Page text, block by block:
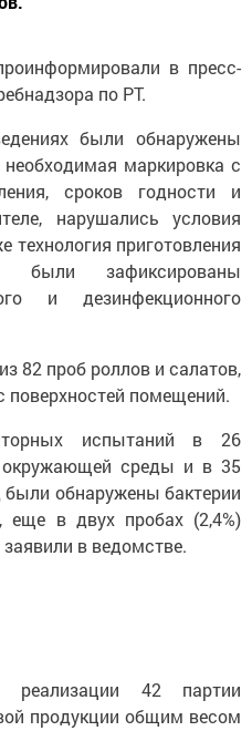
в пресс-
по РТ.
были обнаружены
маркировка с
сроков годности и
нарушались условия
технология приготовления
зафиксированы
и дезинфекционного
82 проб роллов и салатов,
помещений.
испытаний в 26
среды и в 35
обнаружены бактерии
еще в двух пробах (2,4%)
в ведомстве.
42 партии
продукции общим весом